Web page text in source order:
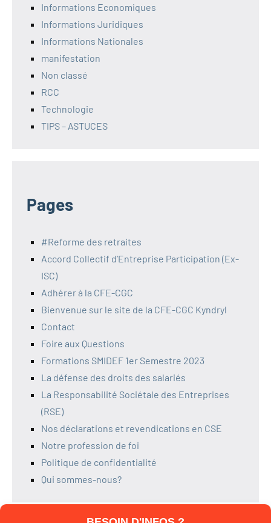
Informations Economiques
Informations Juridiques
Informations Nationales
manifestation
Non classé
RCC
Technologie
TIPS – ASTUCES
Pages
#Reforme des retraites
Accord Collectif d’Entreprise Participation (Ex-
ISC)
Adhérer à la CFE-CGC
Bienvenue sur le site de la CFE-CGC Kyndryl
Contact
Foire aux Questions
Formations SMIDEF 1er Semestre 2023
La défense des droits des salariés
La Responsabilité Sociétale des Entreprises
(RSE)
Nos déclarations et revendications en CSE
Notre profession de foi
Politique de confidentialité
Qui sommes-nous?